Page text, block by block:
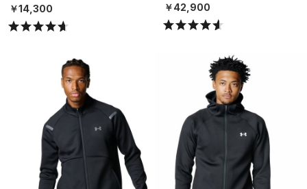
SEX）
￥14,300 ￥42,900